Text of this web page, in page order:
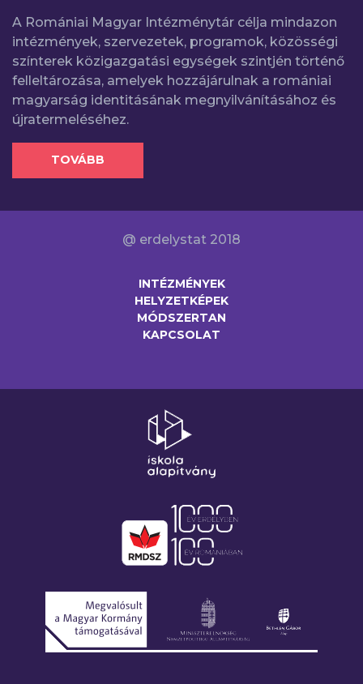
A Romániai Magyar Intézménytár célja mindazon
intézmények, szervezetek, programok, közösségi
színterek közigazgatási egységek szintjén történő
felleltározása, amelyek hozzájárulnak a romániai
magyarság identitásának megnyilvánításához és
újratermeléséhez.
TOVÁBB
@ erdelystat 2018
INTÉZMÉNYEK
HELYZETKÉPEK
MÓDSZERTAN
KAPCSOLAT